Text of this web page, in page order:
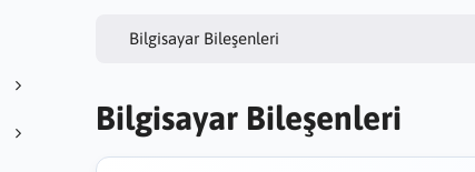
Bilgisayar Bileşenleri
Bilgisayar Bileşenleri